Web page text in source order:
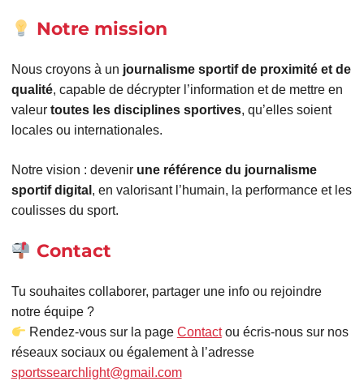
Notre mission
Nous croyons à un journalisme sportif de proximité et de
qualité, capable de décrypter l’information et de mettre en
valeur toutes les disciplines sportives, qu’elles soient
locales ou internationales.
Notre vision : devenir une référence du journalisme
sportif digital , en valorisant l’humain, la performance et les
coulisses du sport.
Contact
Tu souhaites collaborer, partager une info ou rejoindre
notre équipe ?
Rendez-vous sur la page Contactou écris-nous sur nos
réseaux sociaux ou également à l’adresse
sportssearchlight@gmail.com